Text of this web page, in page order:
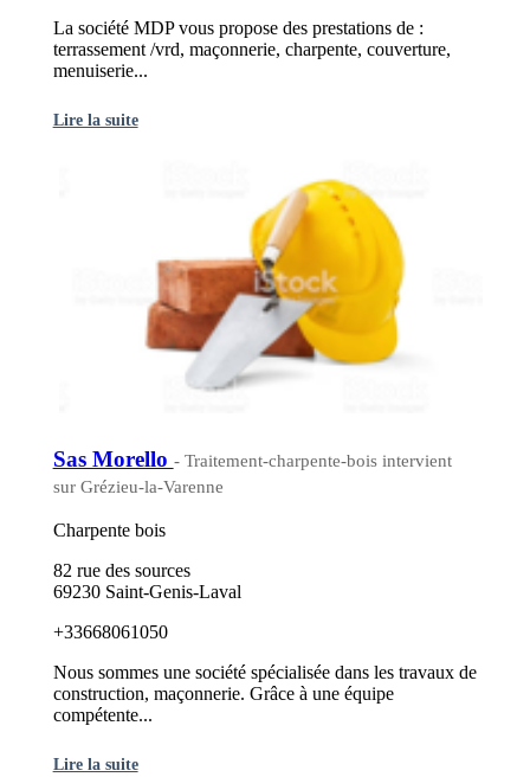
La société MDP vous propose des prestations de :
terrassement /vrd, maçonnerie, charpente, couverture,
menuiserie...
Lire la suite
Sas Morello - Traitement-charpente-bois intervient
sur Grézieu-la-Varenne
Charpente bois
82 rue des sources
69230 Saint-Genis-Laval
+33668061050
Nous sommes une société spécialisée dans les travaux de
construction, maçonnerie. Grâce à une équipe
compétente...
Lire la suite